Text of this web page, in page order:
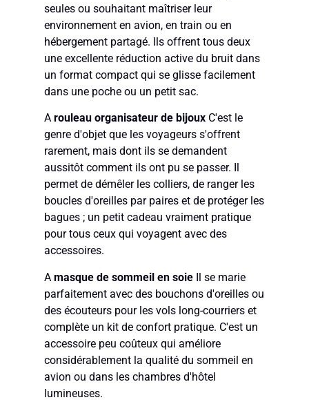
seules ou souhaitant maîtriser leur
environnement en avion, en train ou en
hébergement partagé. Ils offrent tous deux
une excellente réduction active du bruit dans
un format compact qui se glisse facilement
dans une poche ou un petit sac.
A rouleau organisateur de bijoux C'est le
genre d'objet que les voyageurs s'offrent
rarement, mais dont ils se demandent
aussitôt comment ils ont pu se passer. Il
permet de démêler les colliers, de ranger les
boucles d'oreilles par paires et de protéger les
bagues ; un petit cadeau vraiment pratique
pour tous ceux qui voyagent avec des
accessoires.
A masque de sommeil en soie Il se marie
parfaitement avec des bouchons d'oreilles ou
des écouteurs pour les vols long-courriers et
complète un kit de confort pratique. C'est un
accessoire peu coûteux qui améliore
considérablement la qualité du sommeil en
avion ou dans les chambres d'hôtel
lumineuses.